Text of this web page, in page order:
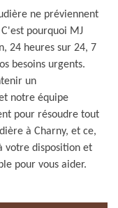
ne préviennent
pourquoi MJ
24 heures sur 24, 7
besoins urgents.
un
notre équipe
pour résoudre tout
à Charny, et ce,
votre disposition et
pour vous aider.